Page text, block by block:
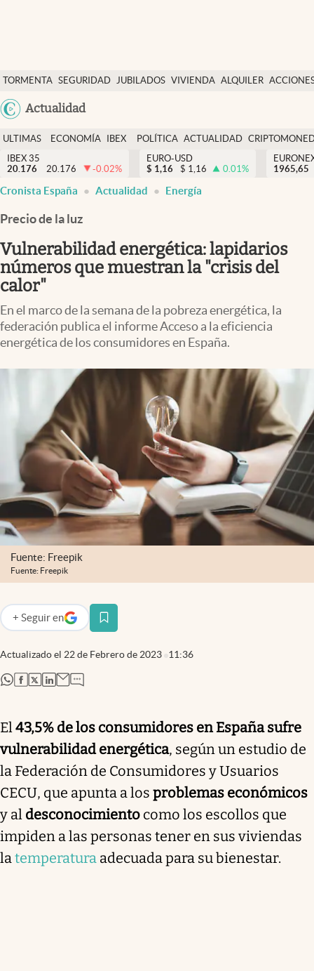
TORMENTA SEGURIDAD JUBILADOS VIVIENDA ALQUILER
USA
Actualidad
Economía y finanzas
Política
Actualidad
Criptomonedas
España
ULTIMAS
NOTICIAS
ECONOMÍA
FINANZAS
IBEX
EURO
POLÍTICA ACTUALIDAD
IBEX 35
20.176
20.176 -0.02%
EURO-USD
$ 1,16 $ 1,16 0.01%
1965,65
Cronista España Actualidad Energía
Precio de la luz
Vulnerabilidad energética: lapidarios
números que muestran la "crisis del
calor"
En el marco de la semana de la pobreza energética, la
federación publica el informe Acceso a la eficiencia
energética de los consumidores en España.
Fuente: Freepik
Fuente: Freepik
Actualizado el 22 de Febrero de 2023 11:36
+ Seguir en
abre en nueva pestaña
abre en nueva pestaña
abre en nueva pestaña
abre en nueva pestaña
abre en nueva pestaña
El43,5% de los consumidores en España sufre
vulnerabilidad energética, según un estudio de
la Federación de Consumidores y Usuarios
CECU, que apunta a los problemas económicos
y al desconocimiento como los escollos que
impiden a las personas tener en sus viviendas
latemperatura adecuada para su bienestar.